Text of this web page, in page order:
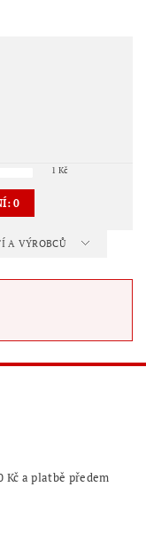
1 Kč
0
A VÝROBCŮ
Kč a platbě předem